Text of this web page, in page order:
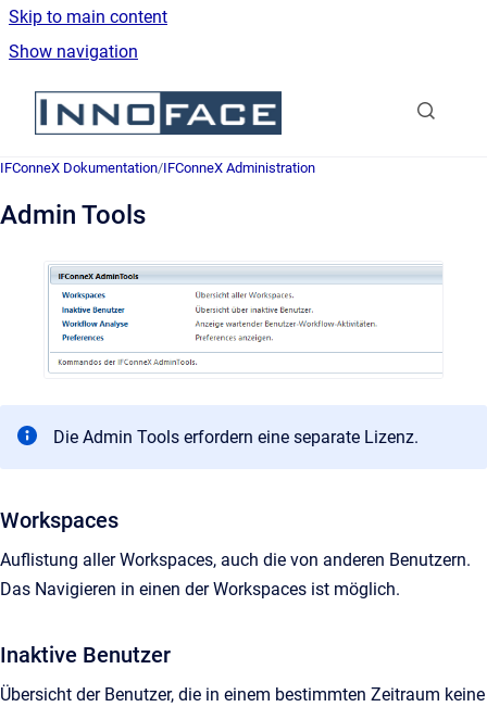
Skip to main content
Show navigation
Go to homepage
IFConneX Dokumentation/IFConneX Administration
Admin Tools
Die Admin Tools erfordern eine separate Lizenz.
Workspaces
Auflistung aller Workspaces, auch die von anderen Benutzern.
Das Navigieren in einen der Workspaces ist möglich.
Inaktive Benutzer
Übersicht der Benutzer, die in einem bestimmten Zeitraum keine